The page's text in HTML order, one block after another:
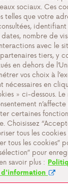
Contact
sociaux. Ces
telles que votre
nombre de
avec le
tiers, y
en dehors de
vos choix à
nécessaires en
» ci-dessous. Le
n’affecte
certaines
Choisissez
tous les
tous les cookies”
pour
savoir plus :